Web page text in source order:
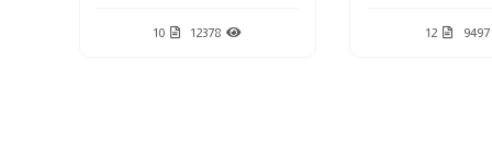
9497
12
12378
10